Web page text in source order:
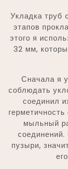
Укладка труб
этапов
этого я
32 мм,
Сначала я
соблюдать
соединил
мыльный
пузыри,